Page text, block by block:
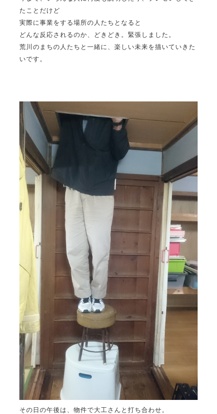
たことだけど
実際に事業をする場所の人たちとなると
どんな反応されるのか、どきどき。緊張しました。
荒川のまちの人たちと一緒に、楽しい未来を描いていきた
いです。
その日の午後は、物件で大工さんと打ち合わせ。